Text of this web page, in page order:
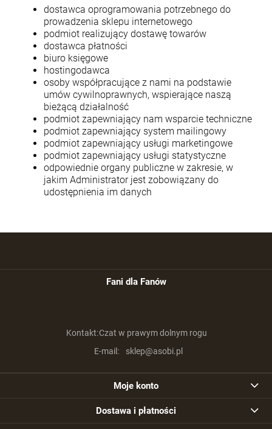
dostawca oprogramowania potrzebnego do
prowadzenia sklepu internetowego
podmiot realizujący dostawę towarów
dostawca płatności
biuro księgowe
hostingodawca
osoby współpracujące z nami na podstawie
umów cywilnoprawnych, wspierające naszą
bieżącą działalność
podmiot zapewniający nam wsparcie techniczne
podmiot zapewniający system mailingowy
podmiot zapewniający usługi marketingowe
podmiot zapewniający usługi statystyczne
odpowiednie organy publiczne w zakresie, w
jakim Administrator jest zobowiązany do
udostępnienia im danych
Fani dla Fanów
Kontakt:Czat w prawym dolnym rogu
E-mail:
sklep@asobi.pl
Moje konto
Dostawa i płatności